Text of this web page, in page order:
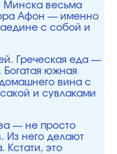
Минска весьма
Афон — именно
с собой и
Греческая еда —
Богатая южная
вина с
и сувлаками
— не просто
Из него делают
Кстати, это